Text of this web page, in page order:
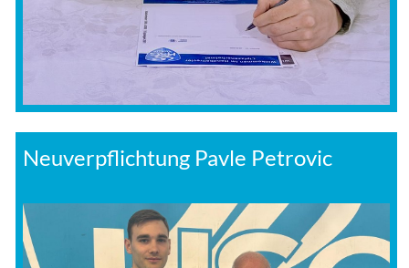
Neuverpflichtung Pavle Petrovic